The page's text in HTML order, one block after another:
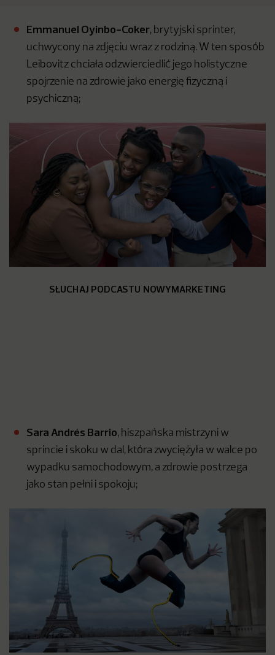
Emmanuel Oyinbo-Coker, brytyjski sprinter,
uchwycony na zdjęciu wraz z rodziną. W ten sposób
Leibovitz chciała odzwierciedlić jego holistyczne
spojrzenie na zdrowie jako energię fizyczną i
psychiczną;
SŁUCHAJ PODCASTU NOWYMARKETING
Sara Andrés Barrio, hiszpańska mistrzyni w
sprincie i skoku w dal, która zwyciężyła w walce po
wypadku samochodowym, a zdrowie postrzega
jako stan pełni i spokoju;